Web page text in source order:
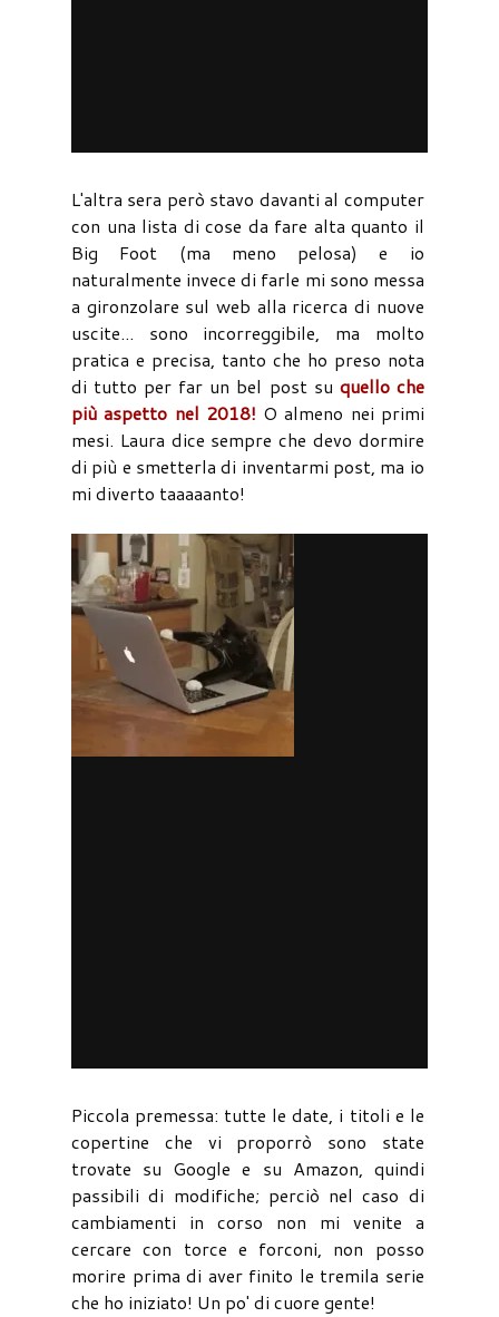
L'altra sera però stavo davanti al computer
con una lista di cose da fare alta quanto il
Big Foot (ma meno pelosa) e io
naturalmente invece di farle mi sono messa
a gironzolare sul web alla ricerca di nuove
uscite... sono incorreggibile, ma molto
pratica e precisa, tanto che ho preso nota
di tutto per far un bel post su quello che
più aspetto nel 2018! O almeno nei primi
mesi. Laura dice sempre che devo dormire
di più e smetterla di inventarmi post, ma io
mi diverto taaaaanto!
Piccola premessa: tutte le date, i titoli e le
copertine che vi proporrò sono state
trovate su Google e su Amazon, quindi
passibili di modifiche; perciò nel caso di
cambiamenti in corso non mi venite a
cercare con torce e forconi, non posso
morire prima di aver finito le tremila serie
che ho iniziato! Un po' di cuore gente!